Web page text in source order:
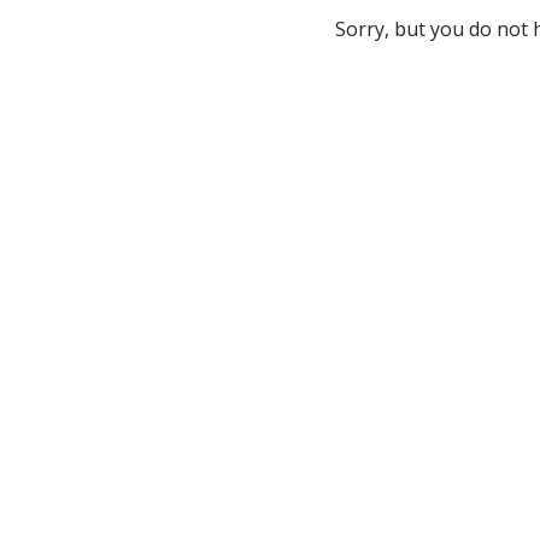
Sorry, but you do not